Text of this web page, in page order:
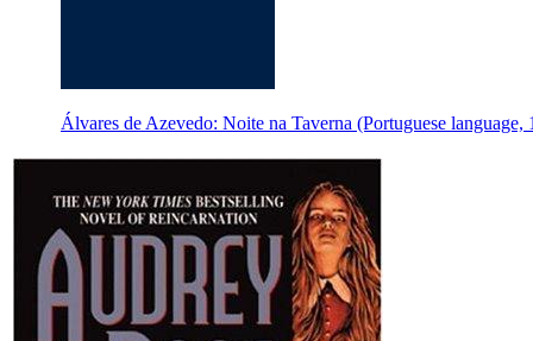
Álvares de Azevedo: Noite na Taverna (Portuguese language,